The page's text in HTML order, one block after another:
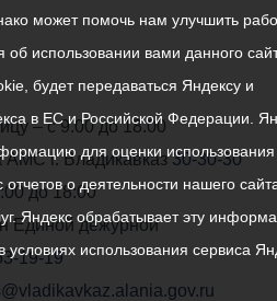
– с 9.00 до 18.00
АМС г. Владикавказ30-30-30
до 18:00
Единой дежурной
19-19
может помочь нам улучшить
использовании вами данного
будет передаваться Яндексу и
в ЕС и Российской Федерации.
для оценки
о деятельности нашего
Яндекс обрабатывает эту
условиях использования сервиса